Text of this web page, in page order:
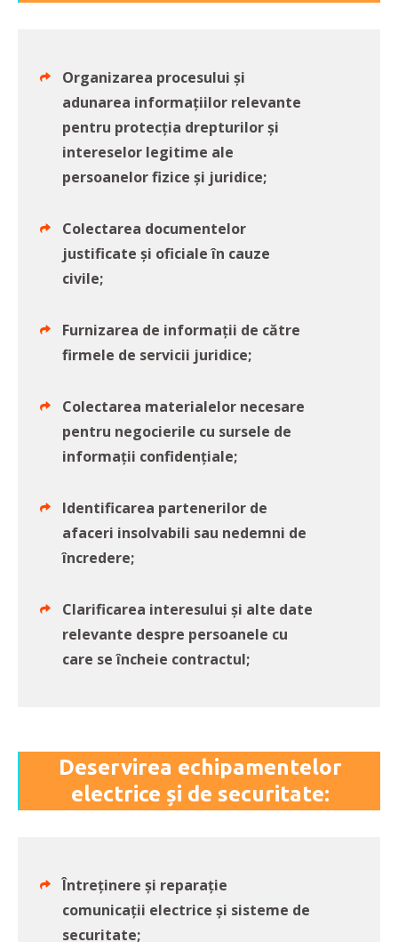
Organizarea procesului și
adunarea informațiilor relevante
pentru protecția drepturilor și
intereselor legitime ale
persoanelor fizice și juridice;
Colectarea documentelor
justificate și oficiale în cauze
civile;
Furnizarea de informații de către
firmele de servicii juridice;
Colectarea materialelor necesare
pentru negocierile cu sursele de
informații confidențiale;
Identificarea partenerilor de
afaceri insolvabili sau nedemni de
încredere;
Clarificarea interesului și alte date
relevante despre persoanele cu
care se încheie contractul;
Deservirea echipamentelor
electrice și de securitate:
Întreținere și reparație
comunicații electrice și sisteme de
securitate;